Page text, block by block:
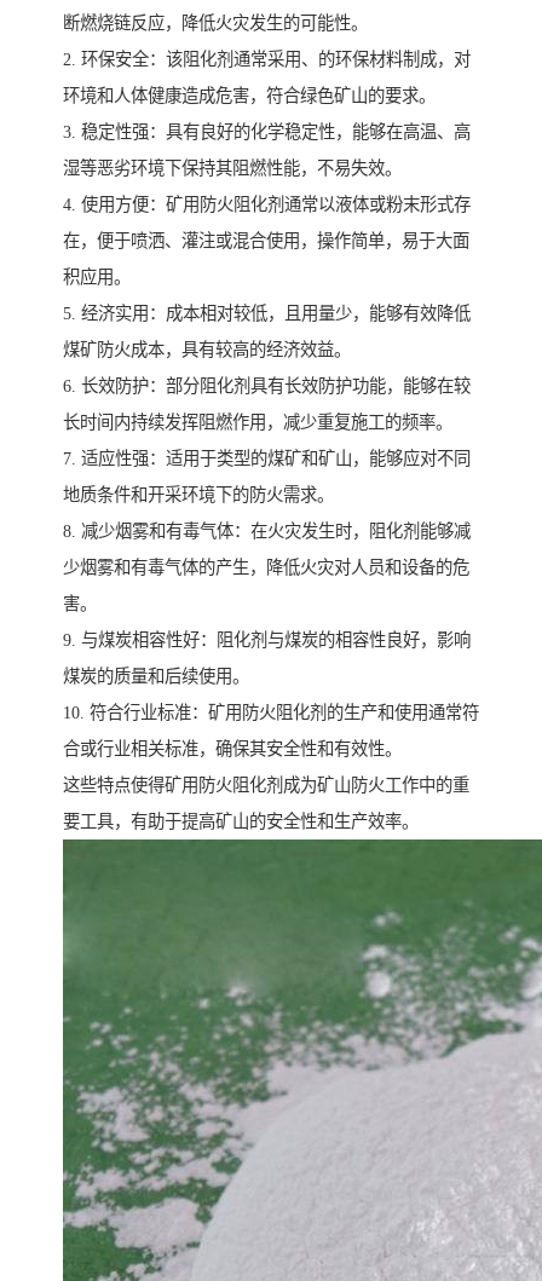
断燃烧链反应，降低火灾发生的可能性。
2. 环保安全：该阻化剂通常采用、的环保材料制成，对
环境和人体健康造成危害，符合绿色矿山的要求。
3. 稳定性强：具有良好的化学稳定性，能够在高温、高
湿等恶劣环境下保持其阻燃性能，不易失效。
4. 使用方便：矿用防火阻化剂通常以液体或粉末形式存
在，便于喷洒、灌注或混合使用，操作简单，易于大面
积应用。
5. 经济实用：成本相对较低，且用量少，能够有效降低
煤矿防火成本，具有较高的经济效益。
6. 长效防护：部分阻化剂具有长效防护功能，能够在较
长时间内持续发挥阻燃作用，减少重复施工的频率。
7. 适应性强：适用于类型的煤矿和矿山，能够应对不同
地质条件和开采环境下的防火需求。
8. 减少烟雾和有毒气体：在火灾发生时，阻化剂能够减
少烟雾和有毒气体的产生，降低火灾对人员和设备的危
害。
9. 与煤炭相容性好：阻化剂与煤炭的相容性良好，影响
煤炭的质量和后续使用。
10. 符合行业标准：矿用防火阻化剂的生产和使用通常符
合或行业相关标准，确保其安全性和有效性。
这些特点使得矿用防火阻化剂成为矿山防火工作中的重
要工具，有助于提高矿山的安全性和生产效率。